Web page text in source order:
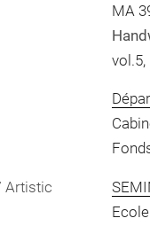
MA
vol.5,
Artistic